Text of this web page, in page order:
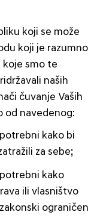
koji se može
koji je razumno
koje smo te
naših
čuvanje Vaših
od navedenog:
kako bi
za sebe;
kako
ili vlasništvo
ograničen